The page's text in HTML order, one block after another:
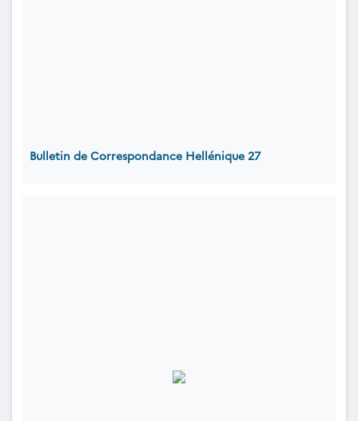
Bulletin de Correspondance Hellénique 27